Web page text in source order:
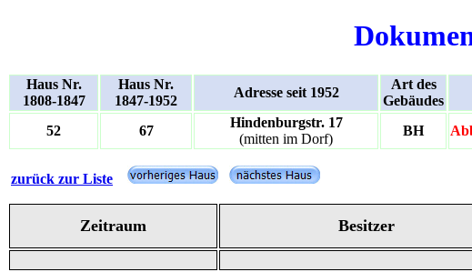
Haus Nr.
1808-1847
Haus Nr.
1847-1952
Adresse seit 1952
Art des
Gebäudes
52 67
Hindenburgstr. 17
(mitten im Dorf)
BH
zurück zur Liste
Zeitraum Besitzer